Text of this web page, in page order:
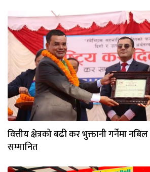
वित्तीय क्षेत्रको बढी कर भुक्तानी गर्नेमा
सम्मानित